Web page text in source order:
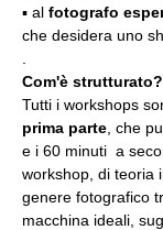
▪️ al fotografo
che desidera uno
Com'è strutturato?
Tutti i workshops
prima parte , che
e i 60 minuti  a
workshop, di teoria
genere fotografico
macchina ideali,